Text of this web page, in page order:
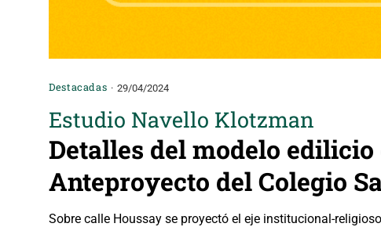
Destacadas 29/04/2024
Estudio Navello Klotzman
Detalles del modelo
Anteproyecto del Colegio
Sobre calle Houssay se proyectó el eje institucional-